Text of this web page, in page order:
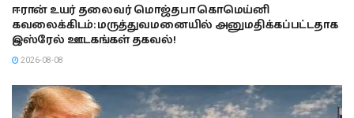
ஈரான் உயர் தலைவர் மொஜ்தபா கொமெய்னி
கவலைக்கிடம்: மருத்துவமனையில் அனுமதிக்கப்பட்டதாக
இஸ்ரேல் ஊடகங்கள் தகவல்!
2026-08-08